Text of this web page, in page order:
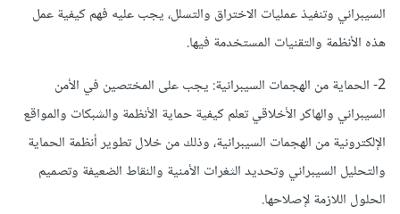
السيبراني وتنفيذ عمليات الاختراق والتسلل، يجب عليه فهم كيفية عمل
هذه الأنظمة والتقنيات المستخدمة فيها.
2- الحماية من الهجمات السيبرانية: يجب على المختصين في الأمن
السيبراني والهاكر الأخلاقي تعلم كيفية حماية الأنظمة والشبكات والمواقع
الإلكترونية من الهجمات السيبرانية، وذلك من خلال تطوير أنظمة الحماية
والتحليل السيبراني وتحديد الثغرات الأمنية والنقاط الضعيفة وتصميم
الحلول اللازمة لإصلاحها.